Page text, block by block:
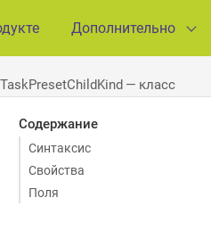
Дополнительно
TaskPresetChildKind — класс
Содержание
Синтаксис
Свойства
Поля